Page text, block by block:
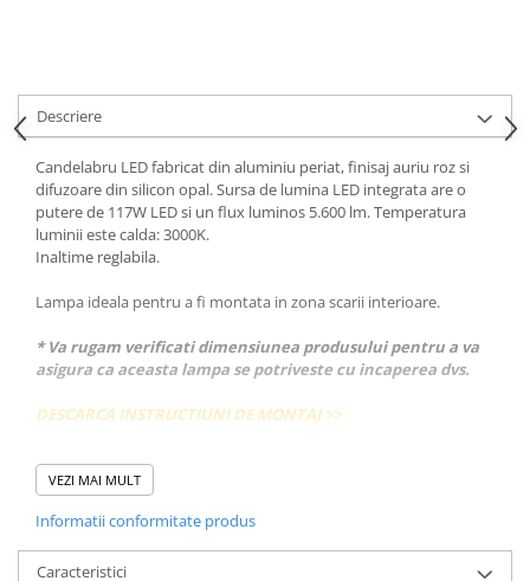
Descriere
Candelabru LED fabricat din aluminiu periat, finisaj auriu roz si
difuzoare din silicon opal. Sursa de lumina LED integrata are o
putere de 117W LED si un flux luminos 5.600 lm. Temperatura
luminii este calda: 3000K.
Inaltime reglabila.
Lampa ideala pentru a fi montata in zona scarii interioare.
* Va rugam verificati dimensiunea produsului pentru a va
asigura ca aceasta lampa se potriveste cu incaperea dvs.
DESCARCA INSTRUCTIUNI DE MONTAJ >>
DESCARCA FISA TEHNICA >>
Schuller S.L., este o companie lider in domeniul iluminatului,
decoratiunilor si mobilierului pentru casa, care a inceput sa
produca in Spania in urma cu 55 de ani. In prezent, exporta in
VEZI MAI MULT
Informatii conformitate produs
Caracteristici